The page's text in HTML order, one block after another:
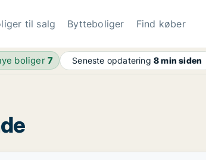
til salg Bytteboliger Find køber
boliger7 Seneste opdatering8 min siden